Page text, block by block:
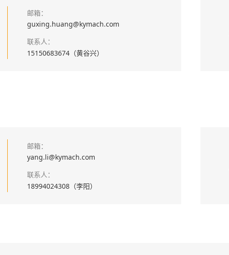
邮箱：
guxing.huang@kymach.com
联系人：
15150683674（黄谷兴）
邮箱：
yang.li@kymach.com
联系人：
18994024308（李阳）